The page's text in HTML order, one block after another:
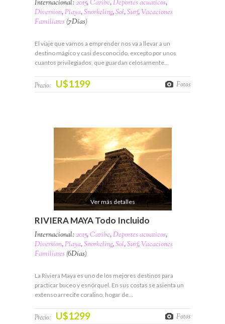
Internacional: 2015,Caribe,Deportes acuaticos,
Diversion,Playa,Snorkeling,Sol,Surf,Vacaciones
Familiares (7Días)
El viaje que vamos a emprender nos va a llevar a un
destino mágico y casi desconocido, excepto por unos
cuantos privilegiados, que guardan celosamente…
Precio: U$1199 Fotos
Ver más detalles
RIVIERA MAYA Todo Incluido
Internacional: 2015,Caribe,Deportes acuaticos,
Diversion,Playa,Snorkeling,Sol,Surf,Vacaciones
Familiares (6Días)
La Riviera Maya es uno de los mejores destinos para
practicar buceo y esnórquel. En sus costas se asienta un
extenso arrecife coralino, hogar de…
Precio: U$1299 Fotos